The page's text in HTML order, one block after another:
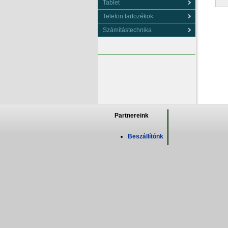
Tablet
Telefon tartozékok
Számítástechnika
Partnereink
Beszállítónk